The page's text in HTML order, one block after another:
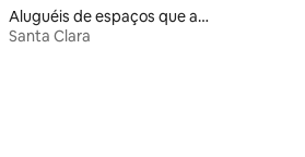
Aluguéis de espaços que aceitam animais de estimação
Santa Clara